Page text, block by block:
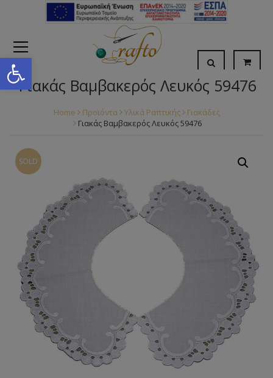
Open toolbar
Γιακάς Βαμβακερός Λευκός 59476
Home Προϊόντα Υλικά Ραπτικής
Γιακάδες
Γιακάς Βαμβακερός Λευκός 59476
SOLD